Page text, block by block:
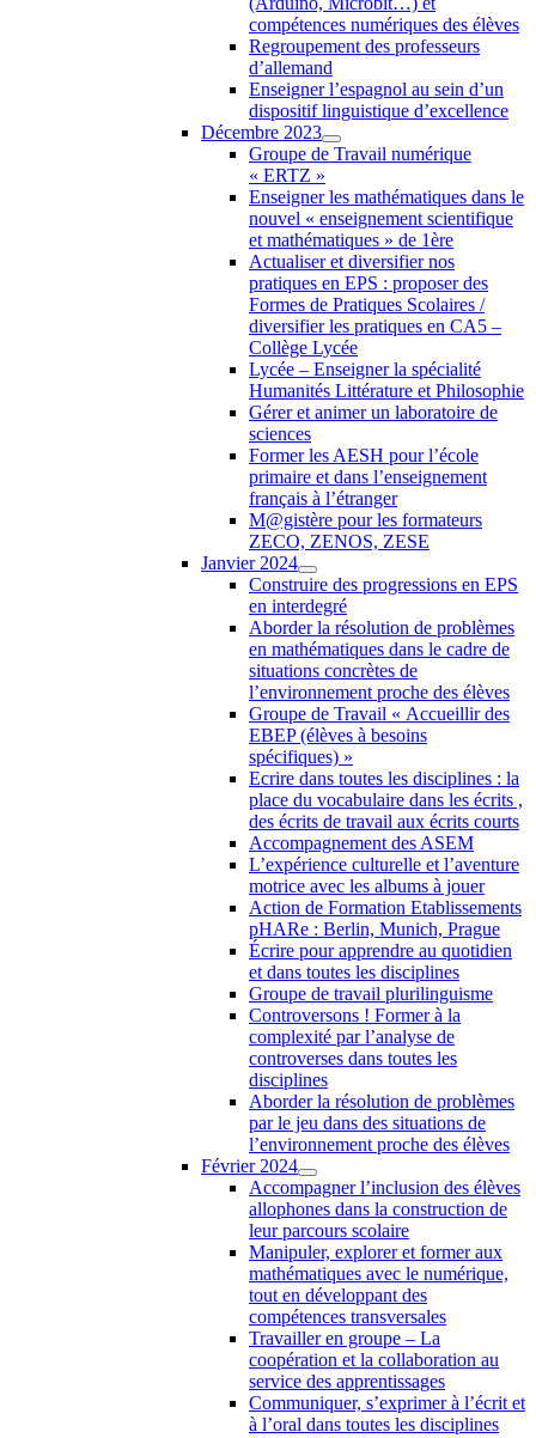
compétences numériques des élèves
Regroupement des professeurs
d’allemand
Enseigner l’espagnol au sein d’un
dispositif linguistique d’excellence
Décembre 2023
Groupe de Travail numérique
« ERTZ »
Enseigner les mathématiques dans le
nouvel « enseignement scientifique
et mathématiques » de 1ère
Actualiser et diversifier nos
pratiques en EPS : proposer des
Formes de Pratiques Scolaires /
diversifier les pratiques en CA5 –
Collège Lycée
Lycée – Enseigner la spécialité
Humanités Littérature et Philosophie
Gérer et animer un laboratoire de
sciences
Former les AESH pour l’école
primaire et dans l’enseignement
français à l’étranger
M@gistère pour les formateurs
ZECO, ZENOS, ZESE
Janvier 2024
Construire des progressions en EPS
en interdegré
Aborder la résolution de problèmes
en mathématiques dans le cadre de
situations concrètes de
l’environnement proche des élèves
Groupe de Travail « Accueillir des
EBEP (élèves à besoins
spécifiques) »
Ecrire dans toutes les disciplines : la
place du vocabulaire dans les écrits ,
des écrits de travail aux écrits courts
Accompagnement des ASEM
L’expérience culturelle et l’aventure
motrice avec les albums à jouer
Action de Formation Etablissements
pHARe : Berlin, Munich, Prague
Écrire pour apprendre au quotidien
et dans toutes les disciplines
Groupe de travail plurilinguisme
Controversons ! Former à la
complexité par l’analyse de
controverses dans toutes les
disciplines
Aborder la résolution de problèmes
par le jeu dans des situations de
l’environnement proche des élèves
Février 2024
Accompagner l’inclusion des élèves
allophones dans la construction de
leur parcours scolaire
Manipuler, explorer et former aux
mathématiques avec le numérique,
tout en développant des
compétences transversales
Travailler en groupe – La
coopération et la collaboration au
service des apprentissages
Communiquer, s’exprimer à l’écrit et
à l’oral dans toutes les disciplines